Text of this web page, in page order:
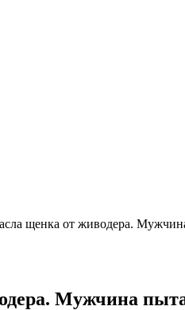
щенка от живодера. Мужчина
Мужчина